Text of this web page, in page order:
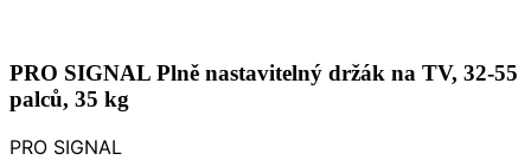
PRO SIGNAL Plně nastavitelný držák na TV, 32-55
palců, 35 kg
PRO SIGNAL